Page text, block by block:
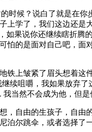
时候？说白了就是在
上学了，我们这边还是
如果说你还继续瞎折
怕的是面对自己吧，
铁上皱紧了眉头想着
续咀嚼，我如果放弃
当然不会成为他，但
，自由的生孩子，自
泊尔跳伞，或者选择了